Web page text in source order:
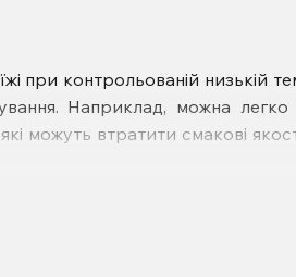
при контрольованій низькій
Наприклад, можна легко
можуть втратити смакові